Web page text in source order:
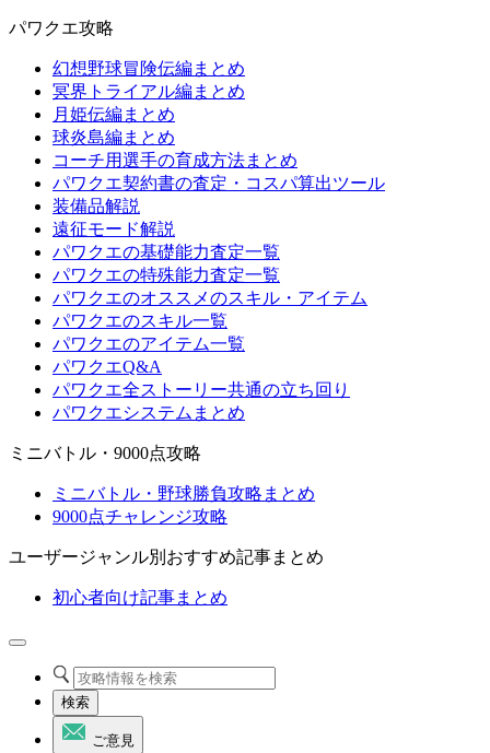
パワクエ攻略
幻想野球冒険伝編まとめ
冥界トライアル編まとめ
月姫伝編まとめ
球炎島編まとめ
コーチ用選手の育成方法まとめ
パワクエ契約書の査定・コスパ算出ツール
装備品解説
遠征モード解説
パワクエの基礎能力査定一覧
パワクエの特殊能力査定一覧
パワクエのオススメのスキル・アイテム
パワクエのスキル一覧
パワクエのアイテム一覧
パワクエQ&A
パワクエ全ストーリー共通の立ち回り
パワクエシステムまとめ
ミニバトル・9000点攻略
ミニバトル・野球勝負攻略まとめ
9000点チャレンジ攻略
ユーザージャンル別おすすめ記事まとめ
初心者向け記事まとめ
検索
ご意見